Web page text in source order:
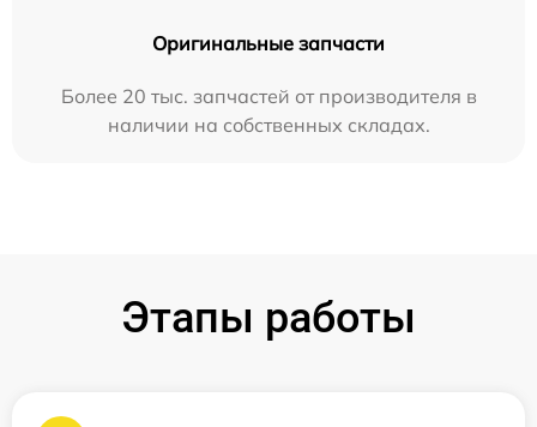
Оригинальные запчасти
Более 20 тыс. запчастей от производителя в
наличии на собственных складах.
Этапы работы